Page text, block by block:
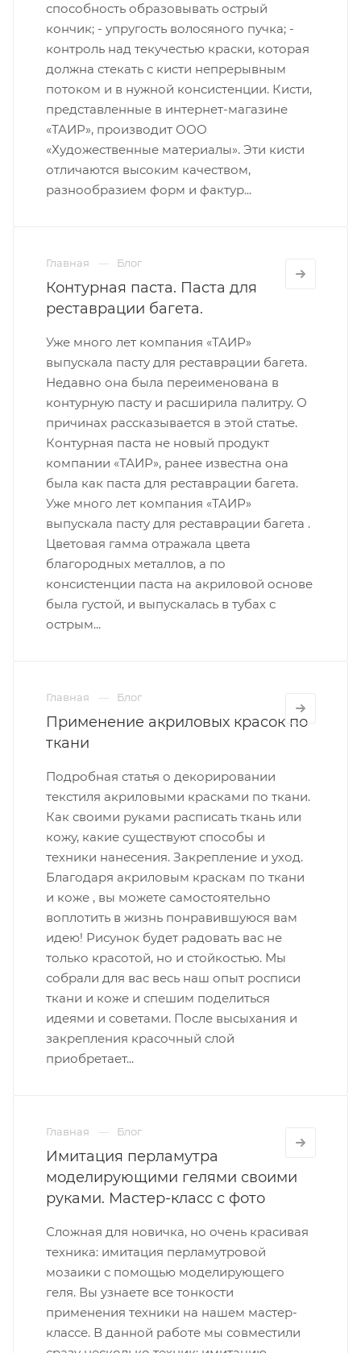
способность образовывать острый
кончик; - упругость волосяного пучка; -
контроль над текучестью краски, которая
должна стекать с кисти непрерывным
потоком и в нужной консистенции. Кисти,
представленные в интернет-магазине
«ТАИР», производит ООО
«Художественные материалы». Эти кисти
отличаются высоким качеством,
разнообразием форм и фактур...
Главная Блог
Контурная паста. Паста для
реставрации багета.
Уже много лет компания «ТАИР»
выпускала пасту для реставрации багета.
Недавно она была переименована в
контурную пасту и расширила палитру. О
причинах рассказывается в этой статье.
Контурная паста не новый продукт
компании «ТАИР», ранее известна она
была как паста для реставрации багета.
Уже много лет компания «ТАИР»
выпускала пасту для реставрации багета .
Цветовая гамма отражала цвета
благородных металлов, а по
консистенции паста на акриловой основе
была густой, и выпускалась в тубах с
острым...
Главная Блог
Применение акриловых красок по
ткани
Подробная статья о декорировании
текстиля акриловыми красками по ткани.
Как своими руками расписать ткань или
кожу, какие существуют способы и
техники нанесения. Закрепление и уход.
Благодаря акриловым краскам по ткани
и коже , вы можете самостоятельно
воплотить в жизнь понравившуюся вам
идею! Рисунок будет радовать вас не
только красотой, но и стойкостью. Мы
собрали для вас весь наш опыт росписи
ткани и коже и спешим поделиться
идеями и советами. После высыхания и
закрепления красочный слой
приобретает...
Главная Блог
Имитация перламутра
моделирующими гелями своими
руками. Мастер-класс с фото
Сложная для новичка, но очень красивая
техника: имитация перламутровой
мозаики с помощью моделирующего
геля. Вы узнаете все тонкости
применения техники на нашем мастер-
классе. В данной работе мы совместили